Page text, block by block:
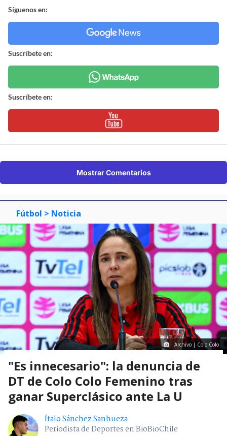
Síguenos en:
Suscríbete en:
Suscríbete en:
Mostrar Comentarios
Fútbol > Noticia
Archivo | Colo Colo
"Es innecesario": la denuncia de
DT de Colo Colo Femenino tras
ganar Superclásico ante La U
Ítalo Sánchez Sanhueza
Periodista de Deportes en BioBioChile